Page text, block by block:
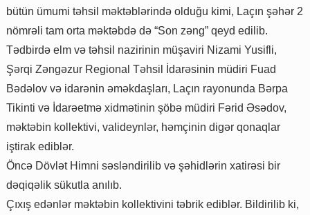
bütün ümumi təhsil məktəblərində olduğu kimi, Laçın şəhər 2
nömrəli tam orta məktəbdə də “Son zəng” qeyd edilib.
Tədbirdə elm və təhsil nazirinin müşaviri Nizami Yusifli,
Şərqi Zəngəzur Regional Təhsil İdarəsinin müdiri Fuad
Bədəlov və idarənin əməkdaşları, Laçın rayonunda Bərpa
Tikinti və İdarəetmə xidmətinin şöbə müdiri Fərid Əsədov,
məktəbin kollektivi, valideynlər, həmçinin digər qonaqlar
iştirak ediblər.
Öncə Dövlət Himni səsləndirilib və şəhidlərin xatirəsi bir
dəqiqəlik sükutla anılıb.
Çıxış edənlər məktəbin kollektivini təbrik ediblər. Bildirilib ki,